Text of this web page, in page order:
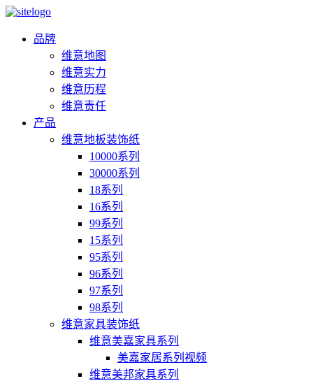
品牌
维意地图
维意实力
维意历程
维意责任
产品
维意地板装饰纸
10000系列
30000系列
18系列
16系列
99系列
15系列
95系列
96系列
97系列
98系列
维意家具装饰纸
维意美嘉家具系列
美嘉家居系列视频
维意美邦家具系列